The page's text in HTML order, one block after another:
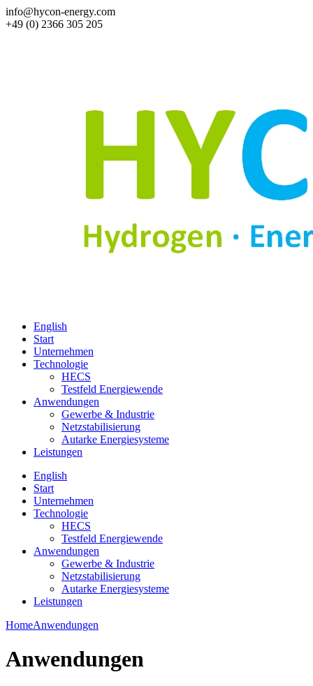
info@hycon-energy.com
+49 (0) 2366 305 205
English
Start
Unternehmen
Technologie
HECS
Testfeld Energiewende
Anwendungen
Gewerbe & Industrie
Netzstabilisierung
Autarke Energiesysteme
Leistungen
English
Start
Unternehmen
Technologie
HECS
Testfeld Energiewende
Anwendungen
Gewerbe & Industrie
Netzstabilisierung
Autarke Energiesysteme
Leistungen
HomeAnwendungen
Anwendungen